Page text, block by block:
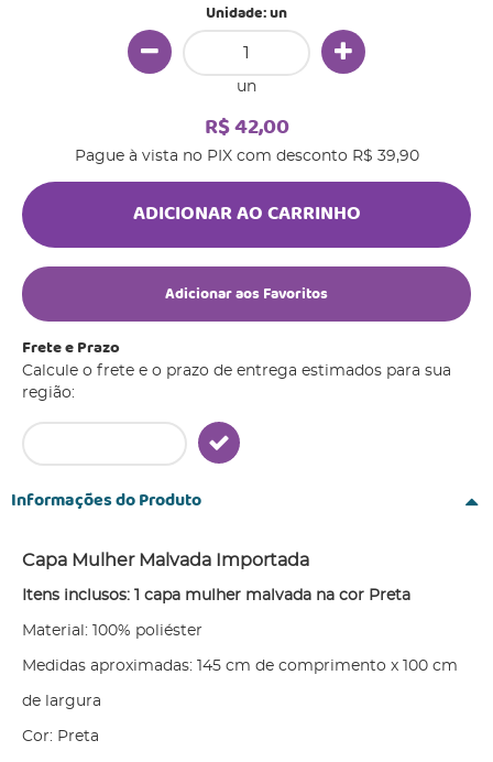
Unidade: un
un
R$ 42,00
Pague à vista no PIX com desconto R$ 39,90
ADICIONAR AO CARRINHO
Adicionar aos Favoritos
Frete e Prazo
Calcule o frete e o prazo de entrega estimados para sua
região:
Informações do Produto
Capa Mulher Malvada Importada
Itens inclusos: 1 capa mulher malvada na cor Preta
Material: 100% poliéster
Medidas aproximadas: 145 cm de comprimento x 100 cm
de largura
Cor: Preta